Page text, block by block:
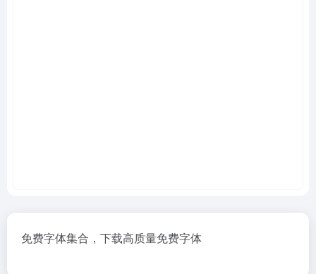
免费字体集合，下载高质量免费字体